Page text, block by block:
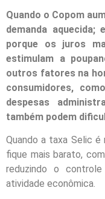
Quando o Copom
demanda
porque os juros
estimulam a
outros fatores na
consumidores,
despesas
também podem
Quando a taxa Selic
fique mais barato,
reduzindo o
atividade econômica.